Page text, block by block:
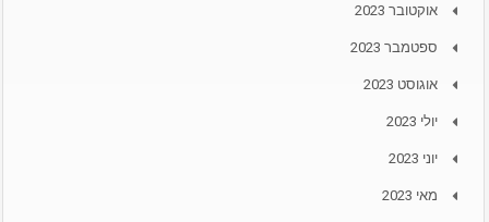
אוקטובר 2023
ספטמבר 2023
אוגוסט 2023
יולי 2023
יוני 2023
מאי 2023